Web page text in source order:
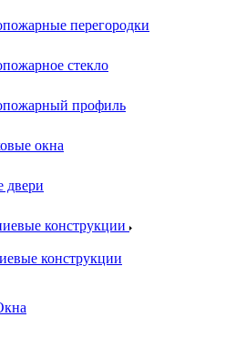
перегородки
стекло
профиль
окна
двери
конструкции
конструкции